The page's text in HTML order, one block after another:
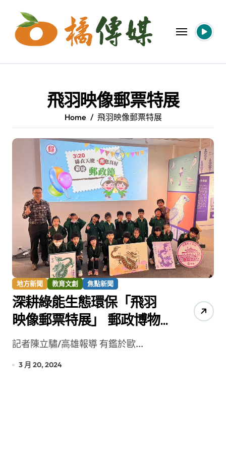
content
飛羽映像郵票特展
Home 飛羽映像郵票特展
地方新聞 教育文創 焦點新聞
深耕綠能生態環保「飛羽
映像郵票特展」 郵政博物
館高雄館展出
記者陳立驌/高雄報導 有鑑於歐...
3 月 20, 2024